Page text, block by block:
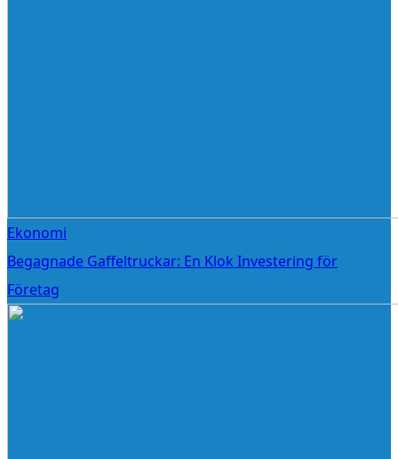
Ekonomi
Begagnade Gaffeltruckar: En Klok Investering för
Företag